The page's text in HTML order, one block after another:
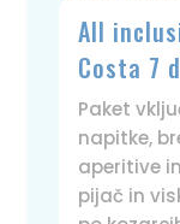
All
Costa 7
Paket
napitke,
aperitive
pijač in